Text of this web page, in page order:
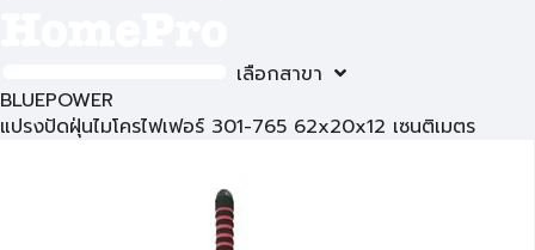
เลือกสาขา
BLUEPOWER
แปรงปัดฝุ่นไมโครไฟเฟอร์ 301-765 62x20x12 เซนติเมตร